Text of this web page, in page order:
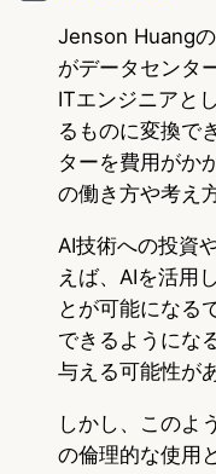
Jenson Huang
がデータセンタ
ITエンジニアと
るものに変換で
ターを費用がか
の働き方や考え
AI技術への投資
えば、AIを活用
とが可能になる
できるようにな
与える可能性が
しかし、このよ
の倫理的な使用